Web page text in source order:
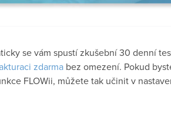
se vám spustí zkušební 30 denní
zdarma bez omezení. Pokud
FLOWii, můžete tak učinit v